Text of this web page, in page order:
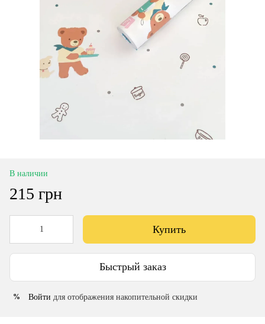
В наличии
215 грн
Купить
Быстрый заказ
% Войти для отображения накопительной скидки